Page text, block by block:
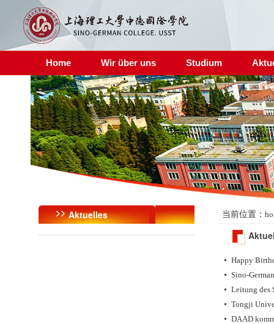
Home Wir über uns Studium
Aktuelles 当前位置：
Happy
Sino-
Leitung des
Tongji
DAAD